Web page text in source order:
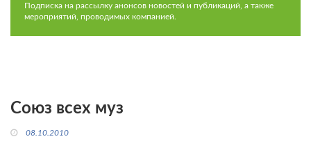
Подписка на рассылку анонсов новостей и публикаций, а также
мероприятий, проводимых компанией.
Союз всех муз
08.10.2010